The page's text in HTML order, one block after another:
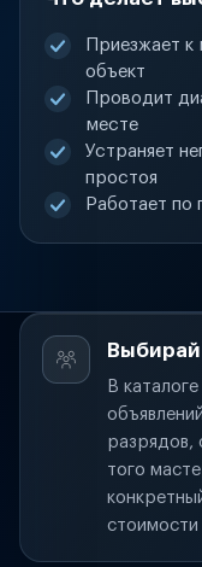
Приезжает
объект
Проводит
месте
Устраняет
простоя
Работает по
В
разрядов,
того
стоимости